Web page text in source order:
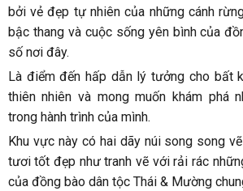
bởi vẻ đẹp tự nhiên của những cánh
bậc thang và cuộc sống yên bình của
số nơi đây.
Là điểm đến hấp dẫn lý tưởng cho bất
thiên nhiên và mong muốn khám phá
trong hành trình của mình.
Khu vực này có hai dãy núi song song
tươi tốt đẹp như tranh vẽ với rải rác
của đồng bào dân tộc Thái & Mường